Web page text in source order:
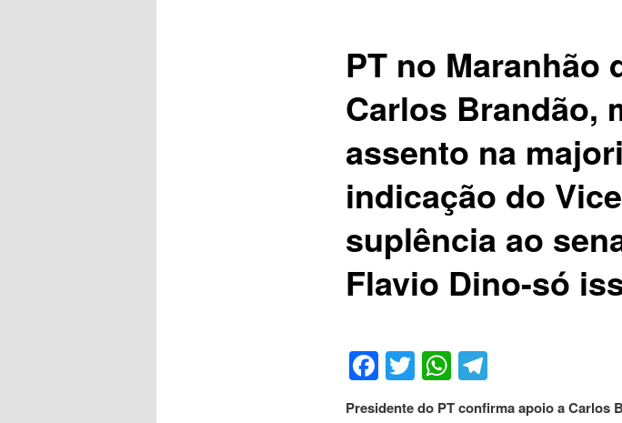
PT no Maranhão
Carlos Brandão,
assento na
indicação do
suplência ao
Flavio Dino-só
Facebook
TwitterWhatsApp
Telegram
Presidente do PT confirma apoio a Carlos